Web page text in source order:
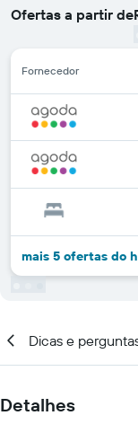
Ofertas a partir de
Fornecedor
mais 5 ofertas do
Dicas e
Detalhes